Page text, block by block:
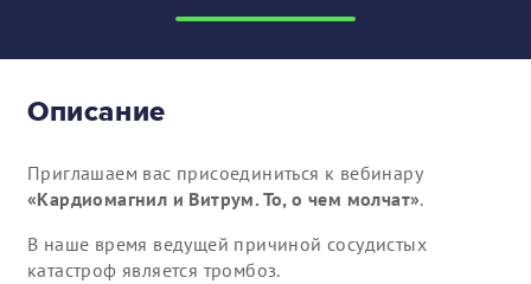
Описание
Приглашаем вас присоединиться к вебинару
«Кардиомагнил и Витрум. То, о чем молчат».
В наше время ведущей причиной сосудистых
катастроф является тромбоз.